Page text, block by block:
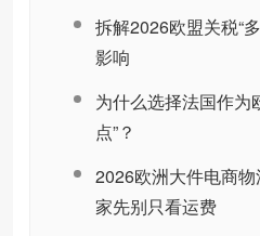
拆解2026欧盟关税“
影响
为什么选择法国作为
点”？
2026欧洲大件电商
家先别只看运费